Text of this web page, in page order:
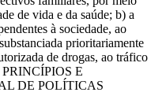
de vida e da saúde; b) a
à sociedade, ao
prioritariamente
de drogas, ao tráfico
E
DE POLÍTICAS